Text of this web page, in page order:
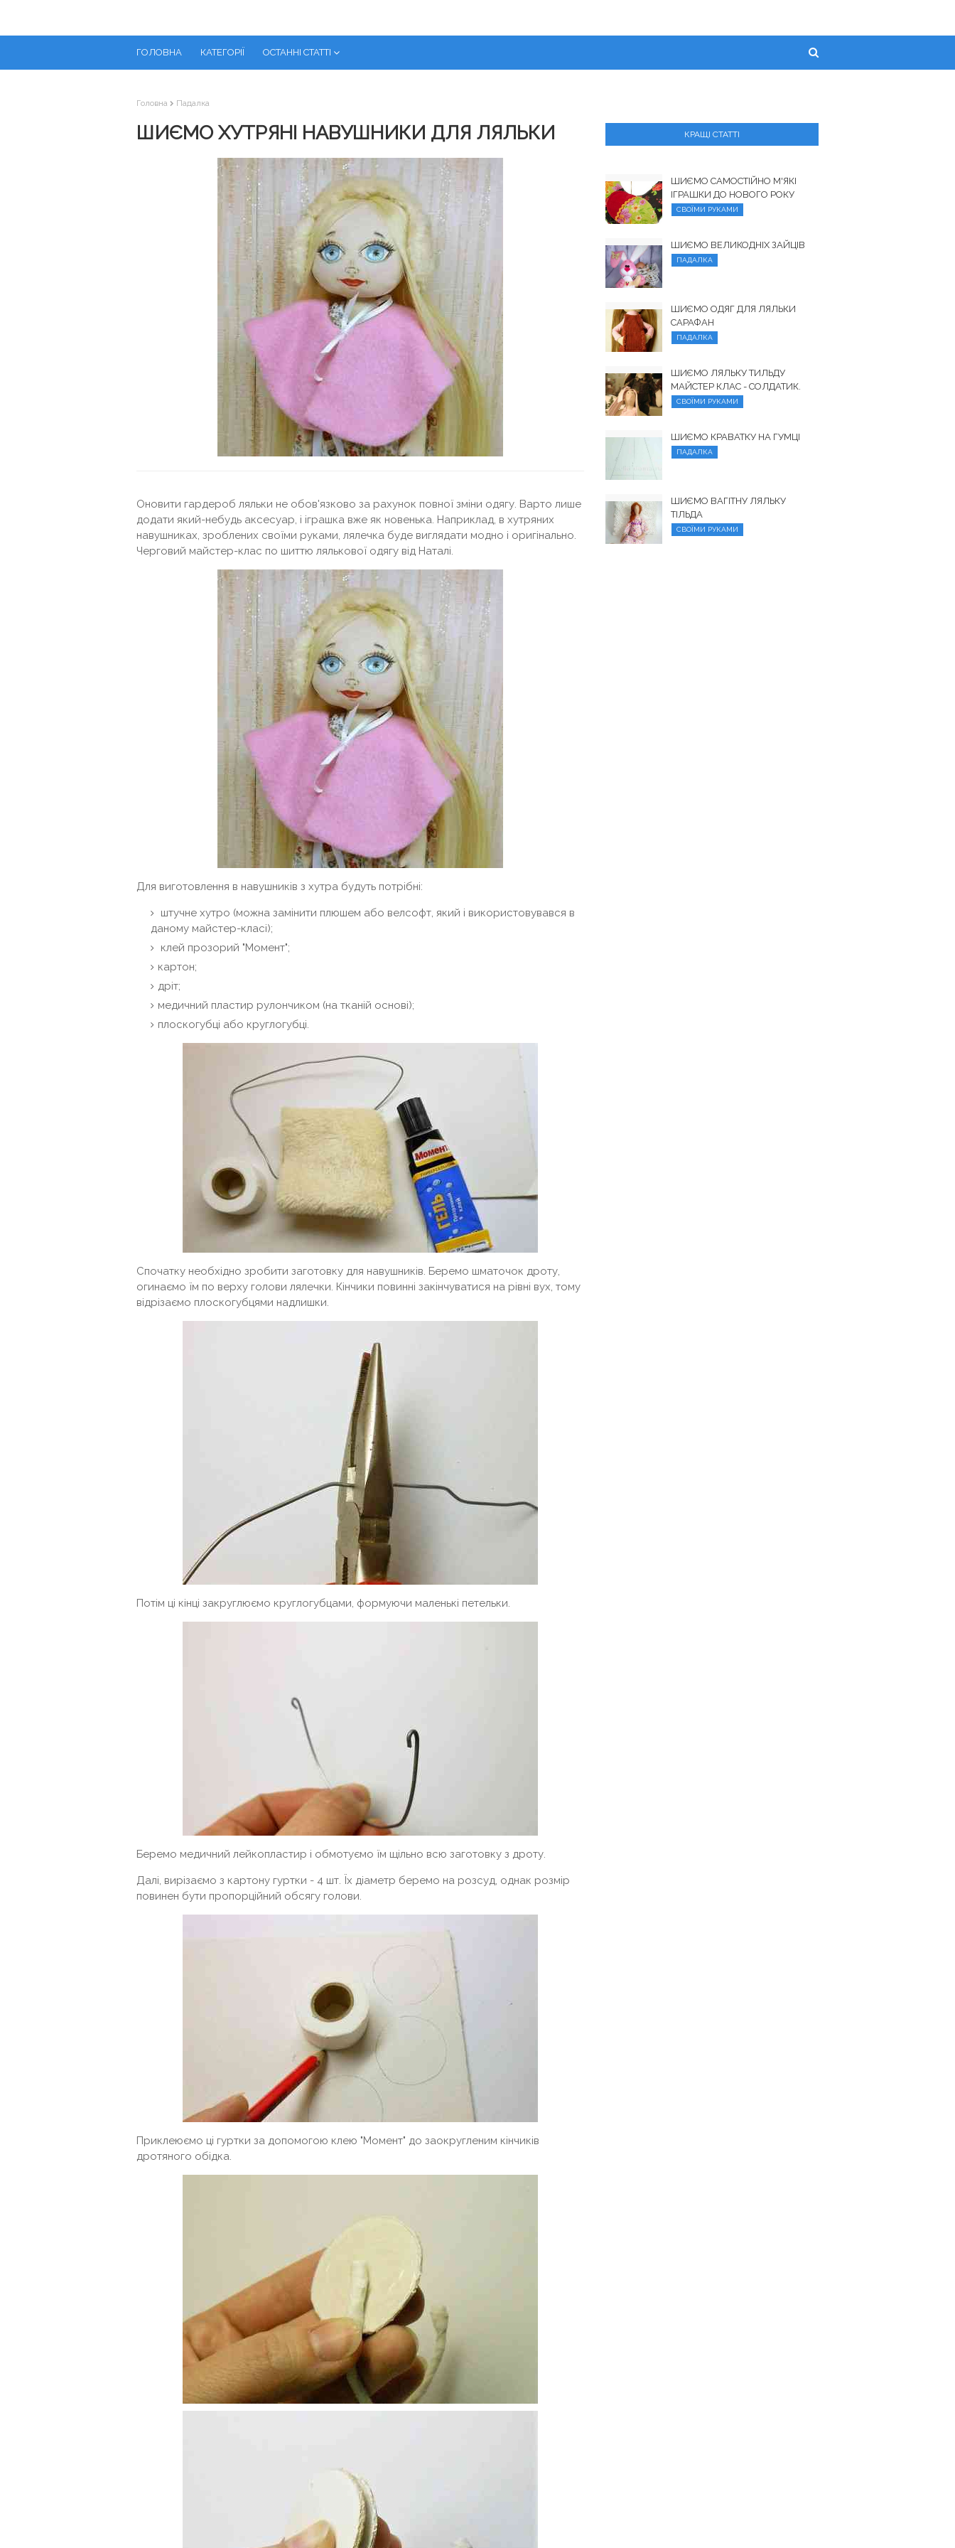
ГОЛОВНА КАТЕГОРІЇ ОСТАННІ СТАТТІ
Головна Падалка
ШИЄМО ХУТРЯНІ НАВУШНИКИ ДЛЯ ЛЯЛЬКИ
Оновити гардероб ляльки не обов'язково за рахунок повної зміни одягу. Варто лише
додати який-небудь аксесуар, і іграшка вже як новенька. Наприклад, в хутряних
навушниках, зроблених своїми руками, лялечка буде виглядати модно і оригінально.
Черговий майстер-клас по шиттю лялькової одягу від Наталі.
Для виготовлення в навушників з хутра будуть потрібні:
штучне хутро (можна замінити плюшем або велсофт, який і використовувався в
даному майстер-класі);
клей прозорий "Момент";
картон;
дріт;
медичний пластир рулончиком (на тканій основі);
плоскогубці або круглогубці.
Спочатку необхідно зробити заготовку для навушників. Беремо шматочок дроту,
огинаємо їм по верху голови лялечки. Кінчики повинні закінчуватися на рівні вух, тому
відрізаємо плоскогубцями надлишки.
Потім ці кінці закруглюємо круглогубцами, формуючи маленькі петельки.
Беремо медичний лейкопластир і обмотуємо їм щільно всю заготовку з дроту.
Далі, вирізаємо з картону гуртки - 4 шт. Їх діаметр беремо на розсуд, однак розмір
повинен бути пропорційний обсягу голови.
Приклеюємо ці гуртки за допомогою клею "Момент" до заокругленим кінчиків
дротяного обідка.
КРАЩІ СТАТТІ
ШИЄМО САМОСТІЙНО М'ЯКІ
ІГРАШКИ ДО НОВОГО РОКУ
СВОЇМИ РУКАМИ
ШИЄМО ВЕЛИКОДНІХ ЗАЙЦІВ
ПАДАЛКА
ШИЄМО ОДЯГ ДЛЯ ЛЯЛЬКИ
САРАФАН
ПАДАЛКА
ШИЄМО ЛЯЛЬКУ ТИЛЬДУ
МАЙСТЕР КЛАС - СОЛДАТИК.
СВОЇМИ РУКАМИ
ШИЄМО КРАВАТКУ НА ГУМЦІ
ПАДАЛКА
ШИЄМО ВАГІТНУ ЛЯЛЬКУ
ТІЛЬДА
СВОЇМИ РУКАМИ